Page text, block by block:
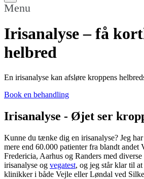
Menu
Irisanalyse – få
helbred
En irisanalyse kan afsløre kroppens
Book en behandling
Irisanalyse - Øjet ser
Kunne du tænke dig en irisanalyse? Jeg
mere end 60.000 patienter fra blandt andet
Fredericia, Aarhus og Randers med
irisanalyse og vegatest, og jeg står klar til
klinikker i både Vejle eller Løndal ved